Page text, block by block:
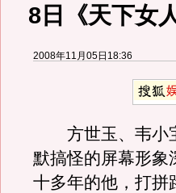
8日《天下女
2008年11月05日18:36
方世玉、韦小宝
默搞怪的屏幕形象
十多年的他，打拼